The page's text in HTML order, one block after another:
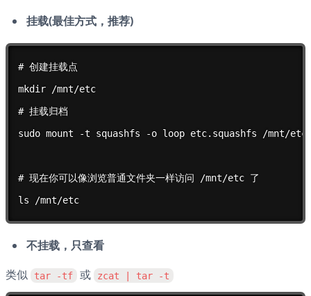
挂载(最佳方式，推荐)
# 创建挂载点
mkdir /mnt/etc
# 挂载归档
sudo mount -t squashfs -o loop etc.squashfs /mnt/etc
# 现在你可以像浏览普通文件夹一样访问 /mnt/etc 了
ls /mnt/etc
不挂载，只查看
类似
tar -tf 或 zcat | tar -t